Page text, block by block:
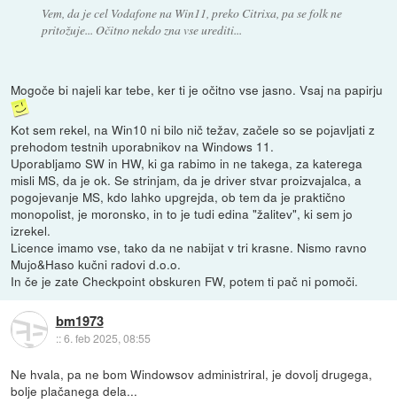
Vem, da je cel Vodafone na Win11, preko Citrixa, pa se folk ne
pritožuje... Očitno nekdo zna vse urediti...
Mogoče bi najeli kar tebe, ker ti je očitno vse jasno. Vsaj na papirju
Kot sem rekel, na Win10 ni bilo nič težav, začele so se pojavljati z
prehodom testnih uporabnikov na Windows 11.
Uporabljamo SW in HW, ki ga rabimo in ne takega, za katerega
misli MS, da je ok. Se strinjam, da je driver stvar proizvajalca, a
pogojevanje MS, kdo lahko upgrejda, ob tem da je praktično
monopolist, je moronsko, in to je tudi edina "žalitev", ki sem jo
izrekel.
Licence imamo vse, tako da ne nabijat v tri krasne. Nismo ravno
Mujo&Haso kučni radovi d.o.o.
In če je zate Checkpoint obskuren FW, potem ti pač ni pomoči.
bm1973
::6. feb 2025, 08:55
Ne hvala, pa ne bom Windowsov administriral, je dovolj drugega,
bolje plačanega dela...